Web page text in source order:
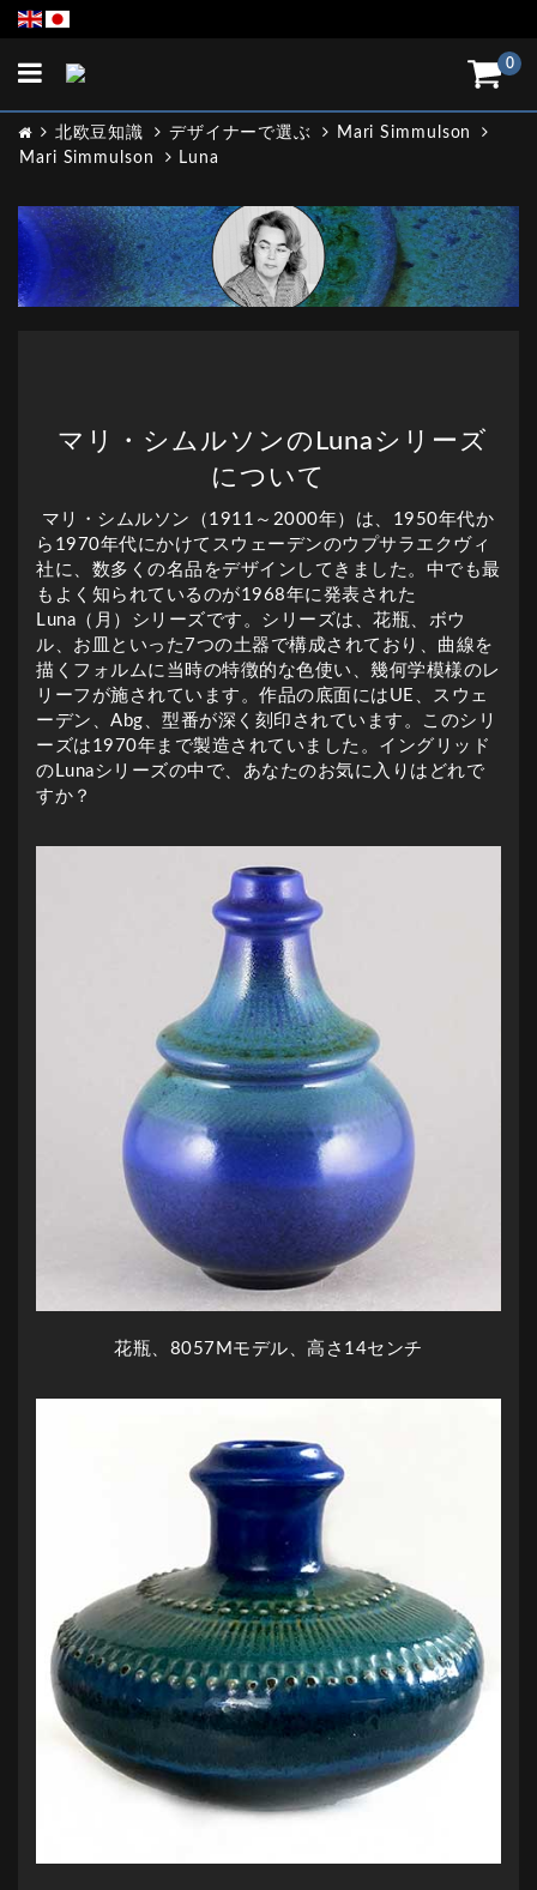
0
Toggle
北欧豆知識 デザイナーで選ぶ
Mari Simmulson
Mari Simmulson
Luna
マリ・シムルソンのLunaシリーズ
について
マリ・シムルソン（1911～2000年）は、1950年代か
ら1970年代にかけてスウェーデンのウプサラエクヴィ
社に、数多くの名品をデザインしてきました。中でも最
もよく知られているのが1968年に発表された
Luna（月）シリーズです。シリーズは、花瓶、ボウ
ル、お皿といった7つの土器で構成されており、曲線を
描くフォルムに当時の特徴的な色使い、幾何学模様のレ
リーフが施されています。作品の底面にはUE、スウェ
ーデン、Abg、型番が深く刻印されています。このシリ
ーズは1970年まで製造されていました。イングリッド
のLunaシリーズの中で、あなたのお気に入りはどれで
すか？
花瓶、8057Mモデル、高さ14センチ